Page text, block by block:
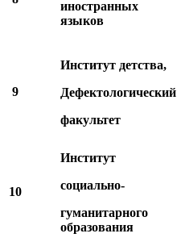
иностранных
языков
9
Институт детства,
Дефектологический
факультет
10
Институт
социально-
гуманитарного
образования